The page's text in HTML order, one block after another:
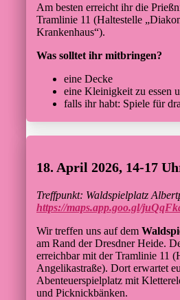
Am besten erreicht ihr die
Tramlinie 11 (Haltestelle
Krankenhaus“).
Was solltet ihr mitbringen?
eine Decke
eine Kleinigkeit zu essen
falls ihr habt: Spiele für
18. April 2026, 14-17
Treffpunkt: Waldspielplatz
https://maps.app.goo.gl/
Wir treffen uns auf dem
am Rand der Dresdner Heide.
erreichbar mit der Tramlinie 11
Angelikastraße). Dort erwartet
Abenteuerspielplatz mit
und Picknickbänken.